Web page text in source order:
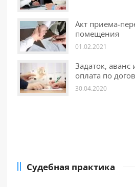
Акт приема-
помещения
01.02.2021
Задаток, аванс
оплата по
30.04.2020
Судебная практика